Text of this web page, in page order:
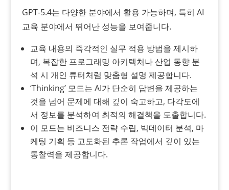
GPT-5.4는 다양한 분야에서 활용 가능하며, 특히 AI
교육 분야에서 뛰어난 성능을 보여줍니다.
교육 내용의 즉각적인 실무 적용 방법을 제시하
며, 복잡한 프로그래밍 아키텍처나 산업 동향 분
석 시 개인 튜터처럼 맞춤형 설명 제공합니다.
‘Thinking’ 모드는 AI가 단순히 답변을 제공하는
것을 넘어 문제에 대해 깊이 숙고하고, 다각도에
서 정보를 분석하여 최적의 해결책을 도출합니다.
이 모드는 비즈니스 전략 수립, 빅데이터 분석, 마
케팅 기획 등 고도화된 추론 작업에서 깊이 있는
통찰력을 제공합니다.